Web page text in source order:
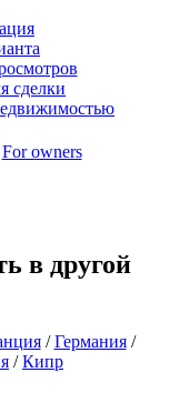
сделки
For owners
в другой
/Германия/
/Кипр